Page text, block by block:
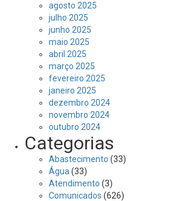
agosto 2025
julho 2025
junho 2025
maio 2025
abril 2025
março 2025
fevereiro 2025
janeiro 2025
dezembro 2024
novembro 2024
outubro 2024
Categorias
Abastecimento (33)
Água (33)
Atendimento (3)
Comunicados (626)